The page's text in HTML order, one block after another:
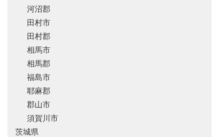
河沼郡
田村市
田村郡
相馬市
相馬郡
福島市
耶麻郡
郡山市
須賀川市
茨城県